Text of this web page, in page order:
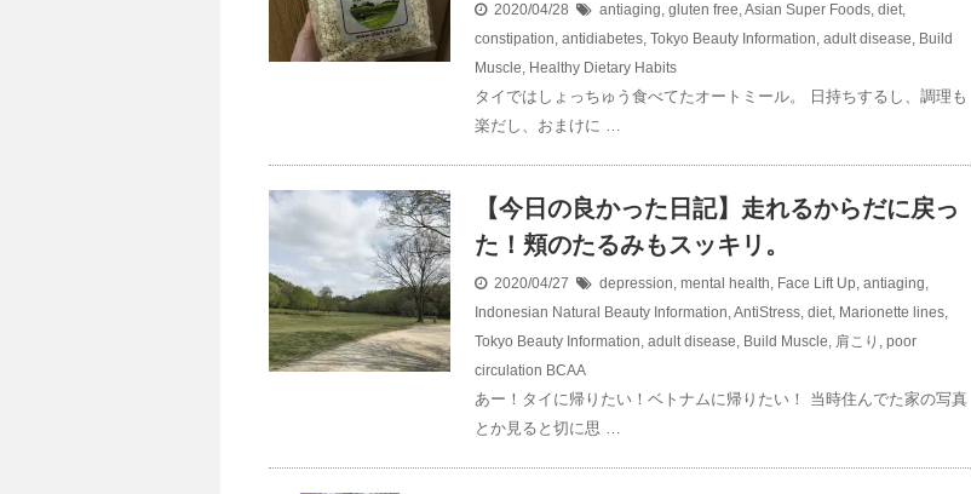
2020/04/28 antiaging, gluten free,Asian Super Foods, diet,
constipation, antidiabetes, Tokyo Beauty Information, adult disease, Build
Muscle, Healthy Dietary Habits
タイではしょっちゅう食べてたオートミール。 日持ちするし、調理も
楽だし、おまけに …
【今日の良かった日記】走れるからだに戻っ
た！頬のたるみもスッキリ。
2020/04/27 depression, mental health, Face Lift Up, antiaging,
Indonesian Natural Beauty Information,AntiStress, diet, Marionette lines,
Tokyo Beauty Information, adult disease, Build Muscle, 肩こり , poor
circulation BCAA
あー！タイに帰りたい！ベトナムに帰りたい！ 当時住んでた家の写真
とか見ると切に思 …